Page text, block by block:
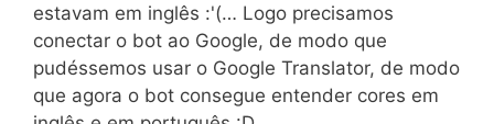
estavam em inglês :'(… Logo precisamos
conectar o bot ao Google, de modo que
pudéssemos usar o Google Translator, de modo
que agora o bot consegue entender cores em